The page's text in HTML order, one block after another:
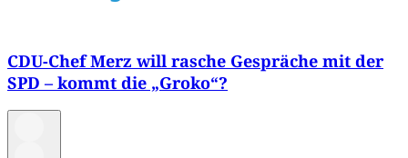
CDU-Chef Merz will rasche Gespräche mit der
SPD – kommt die „Groko“?